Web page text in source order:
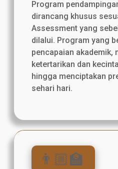
Program
dirancang khusus
Assessment yang
dilalui. Program yang
pencapaian akademik,
ketertarikan dan
hingga menciptakan
sehari hari.
👨🏼‍🏫